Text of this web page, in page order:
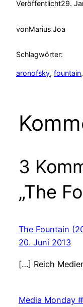
Veröffentlicht29.
vonMarius Joa
Schlagwörter:
aronofsky, fountain,
3
„The
The Fountain
20. Juni 2013
[…] Reich
Media Monday